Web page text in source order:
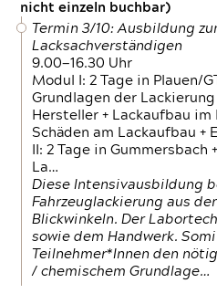
nicht einzeln buchbar)
Termin 3/10: Ausbildung
Lacksachverständigen
9.00—16.30 Uhr
Modul I: 2 Tage in Plauen/
Grundlagen der
Hersteller + Lackaufbau im
Schäden am Lackaufbau +
II: 2 Tage in Gummersbach
La…
Diese Intensivausbildung
Fahrzeuglackierung aus
Blickwinkeln. Der
sowie dem Handwerk.
Teilnehmer*Innen den
/ chemischem Grundlage…